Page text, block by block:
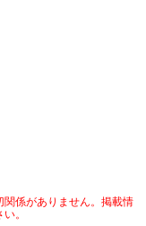
係がありません。掲載情
。